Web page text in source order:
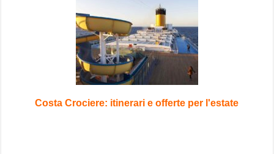
Costa Crociere: itinerari e offerte per l'estate